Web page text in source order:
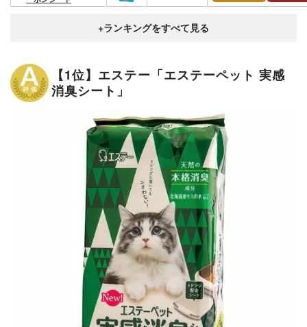
【1位】エステー「エステーペット 実感
消臭シート」